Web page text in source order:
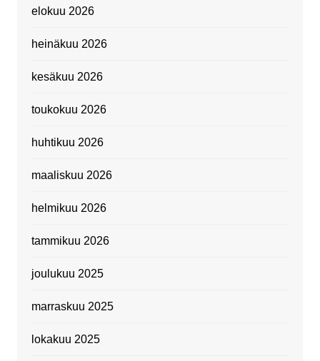
elokuu 2026
heinäkuu 2026
kesäkuu 2026
toukokuu 2026
huhtikuu 2026
maaliskuu 2026
helmikuu 2026
tammikuu 2026
joulukuu 2025
marraskuu 2025
lokakuu 2025